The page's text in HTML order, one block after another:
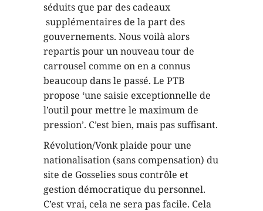
séduits que par des cadeaux
supplémentaires de la part des
gouvernements. Nous voilà alors
repartis pour un nouveau tour de
carrousel comme on en a connus
beaucoup dans le passé. Le PTB
propose ‘une saisie exceptionnelle de
l’outil pour mettre le maximum de
pression’. C’est bien, mais pas suffisant.
Révolution/Vonk plaide pour une
nationalisation (sans compensation) du
site de Gosselies sous contrôle et
gestion démocratique du personnel.
C’est vrai, cela ne sera pas facile. Cela